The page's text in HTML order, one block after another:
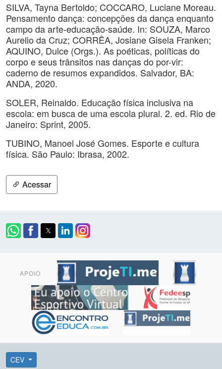
SILVA, Tayna Bertoldo; COCCARO, Luciane Moreau.
Pensamento dança: concepções da dança enquanto
campo da arte-educação-saúde. In: SOUZA, Marco
Aurelio da Cruz; CORRÊA, Josiane Gisela Franken;
AQUINO, Dulce (Orgs.). As poéticas, políticas do
corpo e seus trânsitos nas danças do por-vir:
caderno de resumos expandidos. Salvador, BA:
ANDA, 2020.
SOLER, Reinaldo. Educação física inclusiva na
escola: em busca de uma escola plural. 2. ed. Rio de
Janeiro: Sprint, 2005.
TUBINO, Manoel José Gomes. Esporte e cultura
física. São Paulo: Ibrasa, 2002.
Acessar
APOIO
CEV